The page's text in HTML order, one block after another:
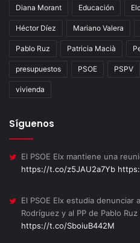
Diana Morant Educación
Héctor Díez Mariano Valera
Pablo Ruz Patricia Macià
presupuestos PSOE PSPV
vivienda
Síguenos
El PSOE Elx mantiene una
https://t.co/z5JAU2a7Yb
El PSOE Elx estudia denunciar
Rodríguez y al PP de Pablo Ruz
https://t.co/SboiuB442M